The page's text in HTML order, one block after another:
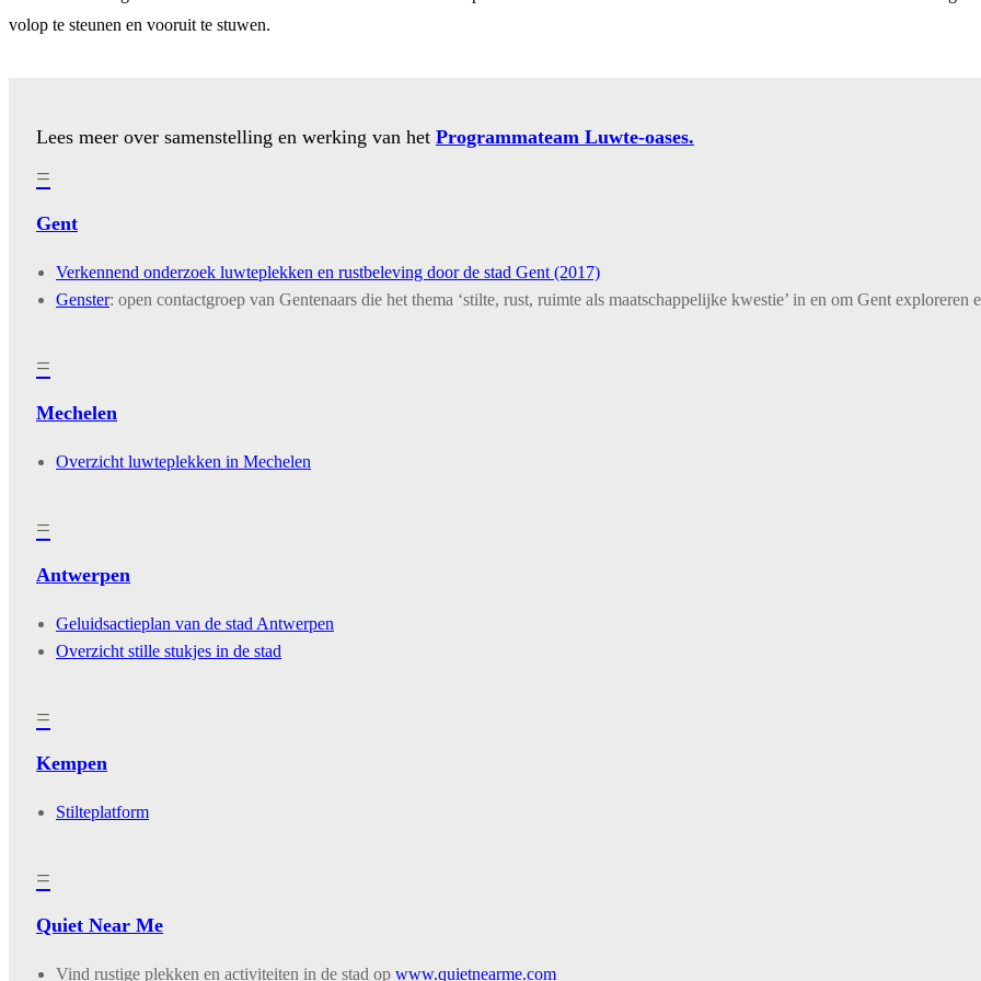
volop te steunen en vooruit te stuwen.
Lees meer over samenstelling en werking van het Programmateam Luwte-oases.
=
Gent
Verkennend onderzoek luwteplekken en rustbeleving door de stad Gent (2017)
Genster: open contactgroep van Gentenaars die het thema ‘stilte, rust, ruimte als maatschappelijke kwestie’ in en om Gent exploreren
=
Mechelen
Overzicht luwteplekken in Mechelen
=
Antwerpen
Geluidsactieplan van de stad Antwerpen
Overzicht stille stukjes in de stad
=
Kempen
Stilteplatform
=
Quiet Near Me
Vind rustige plekken en activiteiten in de stad op www.quietnearme.com